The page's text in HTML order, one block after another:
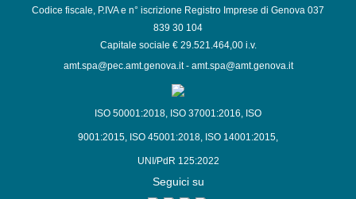
Codice fiscale, P.IVA e n° iscrizione Registro Imprese di Genova 037
839 30 104
Capitale sociale € 29.521.464,00 i.v.
amt.spa@pec.amt.genova.it- amt.spa@amt.genova.it
ISO 50001:2018, ISO 37001:2016, ISO
9001:2015, ISO 45001:2018, ISO 14001:2015,
UNI/PdR 125:2022
Seguici su